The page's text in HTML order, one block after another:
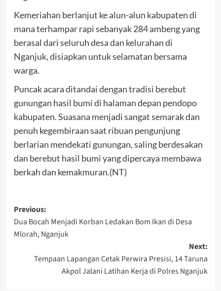
Kemeriahan berlanjut ke alun-alun kabupaten di
mana terhampar rapi sebanyak 284 ambeng yang
berasal dari seluruh desa dan kelurahan di
Nganjuk, disiapkan untuk selamatan bersama
warga.
Puncak acara ditandai dengan tradisi berebut
gunungan hasil bumi di halaman depan pendopo
kabupaten. Suasana menjadi sangat semarak dan
penuh kegembiraan saat ribuan pengunjung
berlarian mendekati gunungan, saling berdesakan
dan berebut hasil bumi yang dipercaya membawa
berkah dan kemakmuran.(NT)
Post
navigation
Previous:
Dua Bocah Menjadi Korban Ledakan Bom Ikan di Desa
Mlorah, Nganjuk
Next:
Tempaan Lapangan Cetak Perwira Presisi, 14 Taruna
Akpol Jalani Latihan Kerja di Polres Nganjuk